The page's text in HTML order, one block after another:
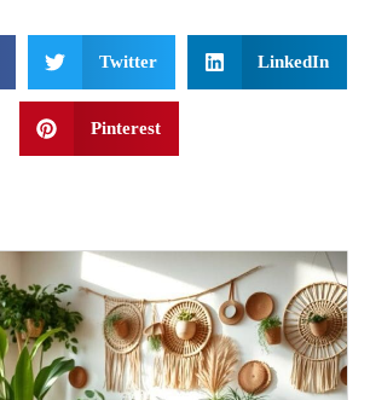
Twitter LinkedIn
Pinterest